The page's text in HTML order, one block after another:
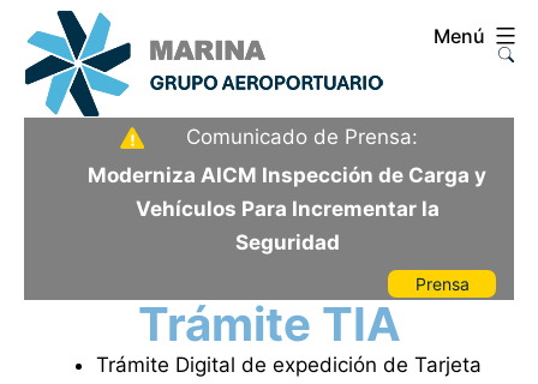
Saltar
al
contenido
Aeropuerto
Internacional
de
Menú
Comunicado de Prensa:
Moderniza AICM Inspección de Carga y
Vehículos Para Incrementar la
Seguridad
Prensa
Trámite TIA
Trámite Digital de expedición de Tarjeta